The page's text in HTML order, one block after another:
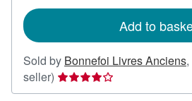
Add to
Sold by Bonnefoi Livres Anciens,
seller) Seller
rating